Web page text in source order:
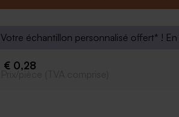
Votre échantillon personnalisé offert* !
€ 0,28
Prix/pièce (TVA comprise)